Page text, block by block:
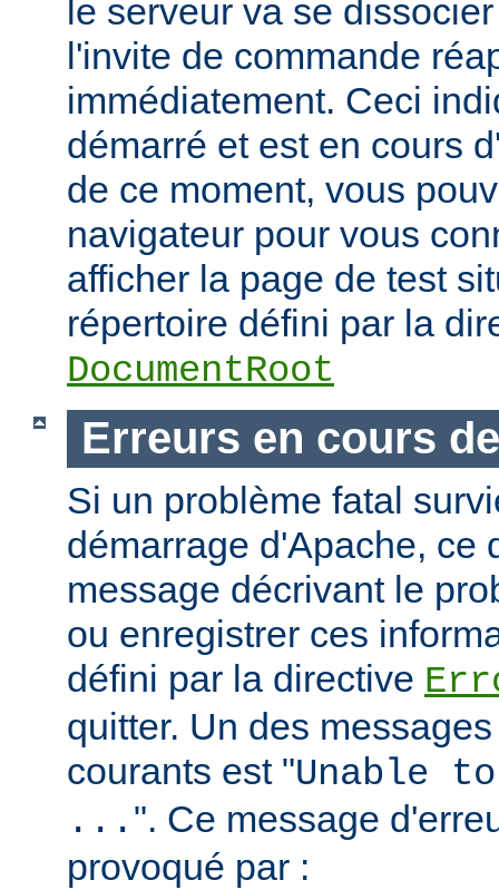
le serveur va se
l'invite de commande
immédiatement. Ceci
démarré et est en cours
de ce moment, vous
navigateur pour vous
afficher la page de test
répertoire défini par la
DocumentRoot
Erreurs en cours
Si un problème fatal
démarrage d'Apache, ce
message décrivant le
ou enregistrer ces
défini par la directive
quitter. Un des
courants est "Unable
... ". Ce message
provoqué par :